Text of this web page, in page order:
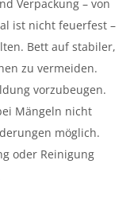
Verpackung – von
ist nicht feuerfest –
Bett auf stabiler,
zu vermeiden.
vorzubeugen.
Mängeln nicht
möglich.
oder Reinigung